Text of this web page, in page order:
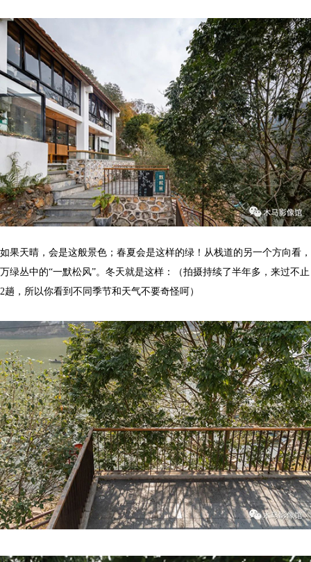
如果天晴，会是这般景色；春夏会是这样的绿！从栈道的另一个方向看，
万绿丛中的“一默松风”。冬天就是这样：（拍摄持续了半年多，来过不止
2趟，所以你看到不同季节和天气不要奇怪呵）